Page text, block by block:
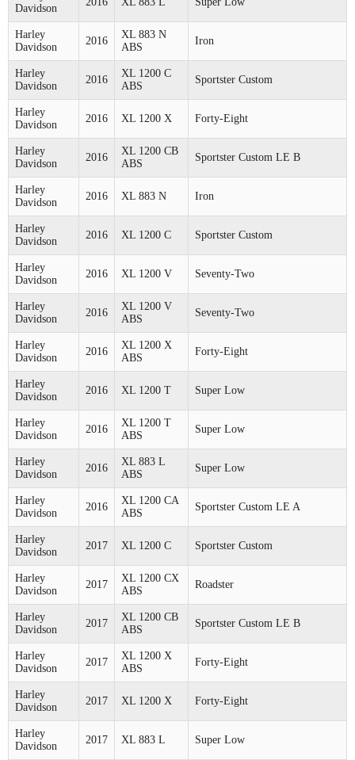
Davidson
Harley
Davidson
2016
XL 883 N
ABS
Iron
Harley
Davidson
2016
XL 1200 C
ABS
Sportster Custom
Harley
Davidson
2016 XL 1200 X Forty-Eight
Harley
Davidson
2016
XL 1200 CB
ABS
Sportster Custom LE B
Harley
Davidson
2016 XL 883 N Iron
Harley
Davidson
2016 XL 1200 C Sportster Custom
Harley
Davidson
2016 XL 1200 V Seventy-Two
Harley
Davidson
2016
XL 1200 V
ABS
Seventy-Two
Harley
Davidson
2016
XL 1200 X
ABS
Forty-Eight
Harley
Davidson
2016 XL 1200 T Super Low
Harley
Davidson
2016
XL 1200 T
ABS
Super Low
Harley
Davidson
2016
XL 883 L
ABS
Super Low
Harley
Davidson
2016
XL 1200 CA
ABS
Sportster Custom LE A
Harley
Davidson
2017 XL 1200 C Sportster Custom
Harley
Davidson
2017
XL 1200 CX
ABS
Roadster
Harley
Davidson
2017
XL 1200 CB
ABS
Sportster Custom LE B
Harley
Davidson
2017
XL 1200 X
ABS
Forty-Eight
Harley
Davidson
2017 XL 1200 X Forty-Eight
Harley
Davidson
2017 XL 883 L Super Low